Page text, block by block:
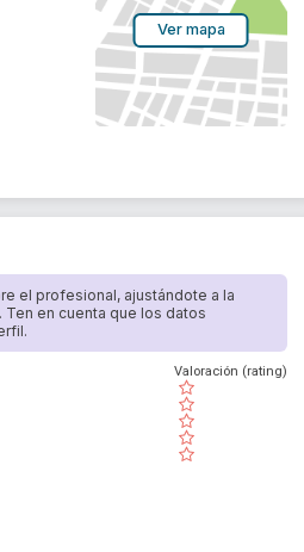
Ver mapa
el profesional, ajustándote a la
en cuenta que los datos
( )
( )
( )
( )
( )
Valoración (rating)